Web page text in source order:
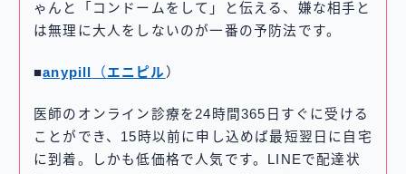
ゃんと「コンドームをして」と伝える、嫌な相手と
は無理に大人をしないのが一番の予防法です。
■anypill （エニピル ）
医師のオンライン診療を24時間365日すぐに受ける
ことができ、15時以前に申し込めば最短翌日に自宅
に到着。しかも低価格で人気です。LINEで配達状